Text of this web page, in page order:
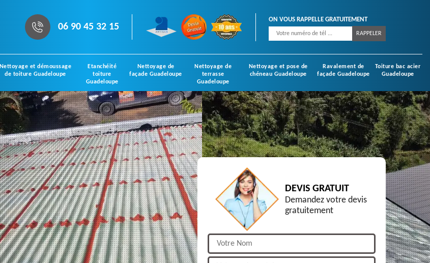
06 90 45 32 15
ON VOUS RAPPELLE GRATUITEMENT
Nettoyage et démoussage
de toiture Guadeloupe
Etanchéité
toiture
Guadeloupe
Nettoyage de
façade Guadeloupe
Nettoyage de
terrasse
Guadeloupe
Nettoyage et pose de
chéneau Guadeloupe
Ravalement de
façade Guadeloupe
Toiture bac acier
Guadeloupe
DEVIS GRATUIT
Demandez votre devis
gratuitement